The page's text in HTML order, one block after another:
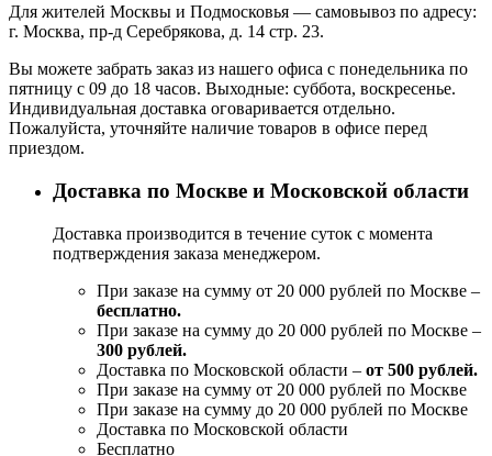
Для жителей Москвы и Подмосковья — самовывоз по адресу:
г. Москва, пр-д Серебрякова, д. 14 стр. 23.
Вы можете забрать заказ из нашего офиса с понедельника по
пятницу с 09 до 18 часов. Выходные: суббота, воскресенье.
Индивидуальная доставка оговаривается отдельно.
Пожалуйста, уточняйте наличие товаров в офисе перед
приездом.
Доставка по Москве и Московской области
Доставка производится в течение суток с момента
подтверждения заказа менеджером.
При заказе на сумму от 20 000 рублей по Москве –
бесплатно.
При заказе на сумму до 20 000 рублей по Москве –
300 рублей.
Доставка по Московской области – от 500 рублей.
При заказе на сумму от 20 000 рублей по Москве
При заказе на сумму до 20 000 рублей по Москве
Доставка по Московской области
Бесплатно